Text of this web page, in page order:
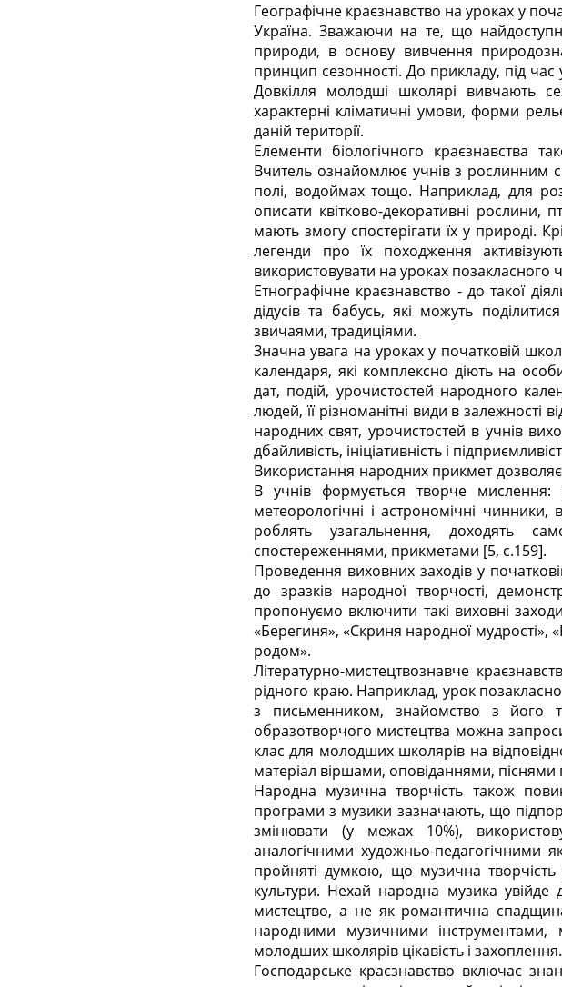
Географічне краєзнавство на уроках у
Україна. Зважаючи на те, що
природи, в основу вивчення
принцип сезонності. До прикладу, під
Довкілля молодші школярі вивчають
характерні кліматичні умови, форми
даній території.
Елементи біологічного краєзнавства
Вчитель ознайомлює учнів з рослинним
полі, водоймах тощо. Наприклад, для
описати квітково-декоративні рослини,
мають змогу спостерігати їх у природі.
легенди про їх походження
використовувати на уроках позакласного
Етнографічне краєзнавство - до такої
дідусів та бабусь, які можуть
звичаями, традиціями.
Значна увага на уроках у початковій
календаря, які комплексно діють на
дат, подій, урочистостей народного
людей, її різноманітні види в залежності
народних свят, урочистостей в учнів
дбайливість, ініціативність і
Використання народних прикмет
В учнів формується творче мислення:
метеорологічні і астрономічні
роблять узагальнення, доходять
спостереженнями, прикметами [5, c.159].
Проведення виховних заходів у
до зразків народної творчості,
пропонуємо включити такі виховні
«Берегиня», «Скриня народної
родом».
Літературно-мистецтвознавче
рідного краю. Наприклад, урок
з письменником, знайомство з його
образотворчого мистецтва можна
клас для молодших школярів на
матеріал віршами, оповіданнями,
Народна музична творчість також
програми з музики зазначають, що
змінювати (у межах 10%),
аналогічними художньо-педагогічними
пройняті думкою, що музична
культури. Нехай народна музика
мистецтво, а не як романтична
народними музичними
молодших школярів цікавість і захоплення.
Господарське краєзнавство включає